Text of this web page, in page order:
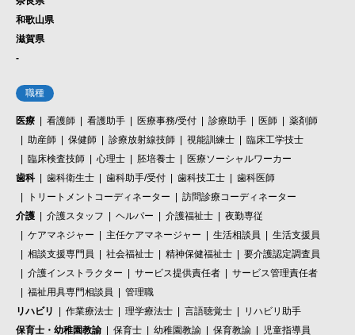
和歌山県
滋賀県
-
職種
医療 看護師 看護助手 医療事務/受付 診療助手 医師
薬剤師
助産師
保健師 診療放射線技師 視能訓練士
臨床工学技士
臨床検査技師
心理士 胚培養士
医療ソーシャルワーカー
歯科
歯科衛生士 歯科助手/受付 歯科技工士
歯科医師
トリートメントコーディネーター
訪問診療コーディネーター
介護
介護スタッフ ヘルパー 介護福祉士
夜勤専従
ケアマネジャー
主任ケアマネージャー 生活相談員
生活支援員
相談支援専門員
社会福祉士 精神保健福祉士
要介護認定調査員
介護インストラクター
サービス提供責任者
サービス管理責任者
福祉用具専門相談員
管理職
リハビリ
作業療法士 理学療法士 言語聴覚士
リハビリ助手
保育士・幼稚園教諭
保育士 幼稚園教諭 保育教諭 児童指導員